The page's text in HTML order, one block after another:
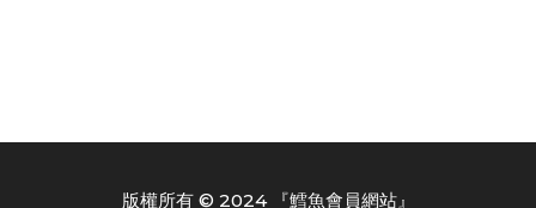
版權所有 © 2024 『鱈魚會員網站』